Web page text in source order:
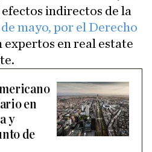
indirectos de la
mayo, por el Derecho
expertos en real estate
en
y
de